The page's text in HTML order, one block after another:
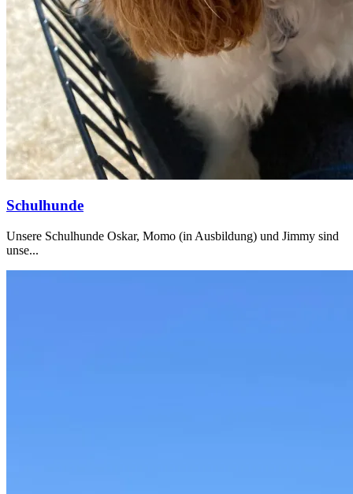
Schulhunde
Unsere Schulhunde Oskar, Momo (in Ausbildung) und Jimmy sind
unse...